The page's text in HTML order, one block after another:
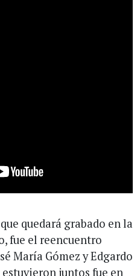
quedará grabado en la
fue el reencuentro
María Gómez y Edgardo
juntos fue en